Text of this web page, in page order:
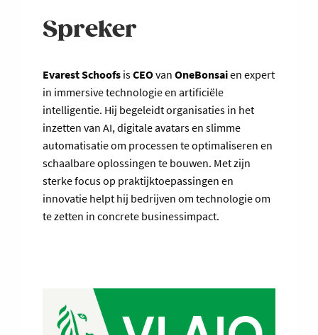
Spreker
Evarest Schoofs isCEOvan OneBonsaien expert
in immersive technologie en artificiële
intelligentie. Hij begeleidt organisaties in het
inzetten van AI, digitale avatars en slimme
automatisatie om processen te optimaliseren en
schaalbare oplossingen te bouwen. Met zijn
sterke focus op praktijktoepassingen en
innovatie helpt hij bedrijven om technologie om
te zetten in concrete businessimpact.